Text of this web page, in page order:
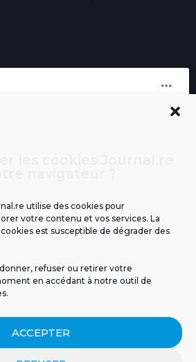
utilise des cookies pour
votre contenu et vos services. La
est susceptible de dégrader des
refuser ou retirer votre
en accédant à notre outil de
ACCEPTER
PUBLICITÉ
BLOG
POLITIQUE DE CONFIDENTIALITÉ